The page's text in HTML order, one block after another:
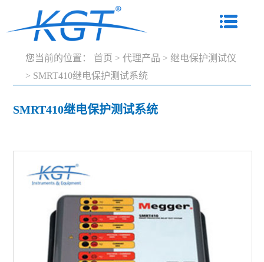
您当前的位置： 首页 > 代理产品 > 继电保护测试仪
> SMRT410继电保护测试系统
SMRT410继电保护测试系统